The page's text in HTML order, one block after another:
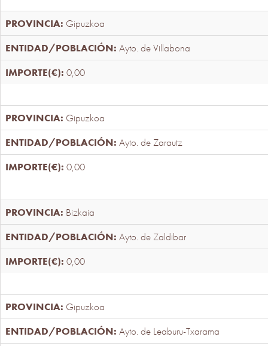
Gipuzkoa
Ayto. de Villabona
0,00
Gipuzkoa
Ayto. de Zarautz
0,00
Bizkaia
Ayto. de Zaldibar
0,00
Gipuzkoa
Ayto. de Leaburu-Txarama